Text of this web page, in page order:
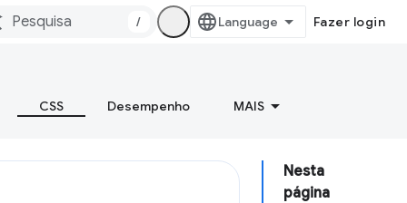
/ Fazer login
CSS Desempenho MAIS
Nesta
página